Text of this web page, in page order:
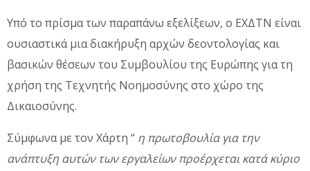
Υπό το πρίσμα των παραπάνω εξελίξεων, ο ΕΧΔΤΝ είναι
ουσιαστικά μια διακήρυξη αρχών δεοντολογίας και
βασικών θέσεων του Συμβουλίου της Ευρώπης για τη
χρήση της Τεχνητής Νοημοσύνης στο χώρο της
Δικαιοσύνης.
Σύμφωνα με τον Χάρτη “ η πρωτοβουλία για την
ανάπτυξη αυτών των εργαλείων προέρχεται κατά κύριο